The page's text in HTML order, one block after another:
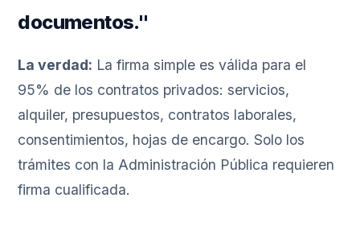
documentos."
La verdad: La firma simple es válida para el
95% de los contratos privados: servicios,
alquiler, presupuestos, contratos laborales,
consentimientos, hojas de encargo. Solo los
trámites con la Administración Pública requieren
firma cualificada.